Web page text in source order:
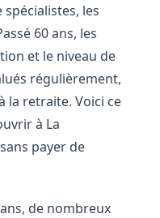
les
60 ans, les
et le niveau de
régulièrement,
la retraite. Voici ce
à La
payer de
de nombreux